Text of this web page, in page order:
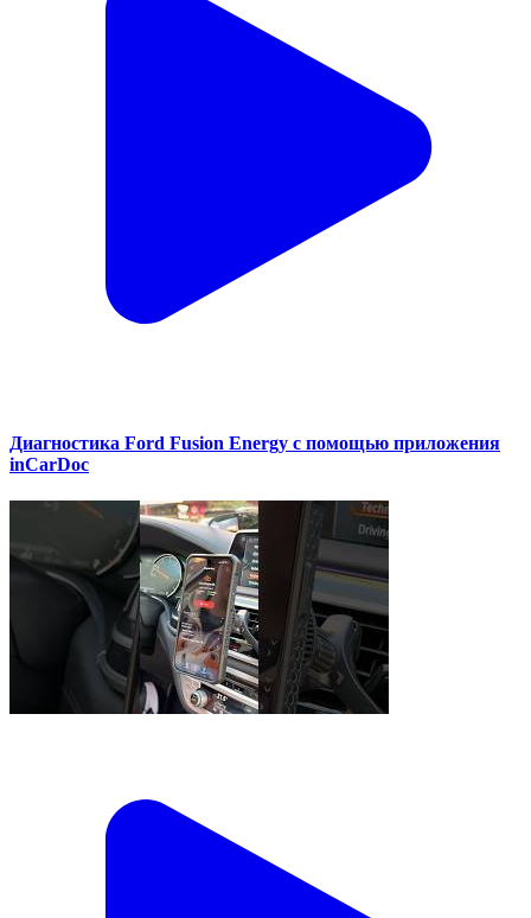
Диагностика Ford Fusion Energy с помощью приложения
inCarDoc